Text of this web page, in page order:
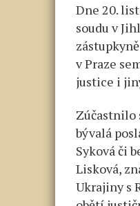
Dne 20.
soudu v
v Praze
justice i
Zúčastnilo
bývalá
Syková či
Lisková,
Ukrajiny s